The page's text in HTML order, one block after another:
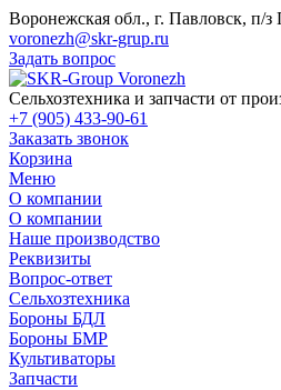
Воронежская обл., г. Павловск, п/
voronezh@skr-grup.ru
Задать вопрос
Сельхозтехника и запчасти от
+7 (905) 433-90-61
Заказать звонок
Корзина
Меню
О компании
О компании
Наше производство
Реквизиты
Вопрос-ответ
Сельхозтехника
Бороны БДЛ
Бороны БМР
Культиваторы
Запчасти